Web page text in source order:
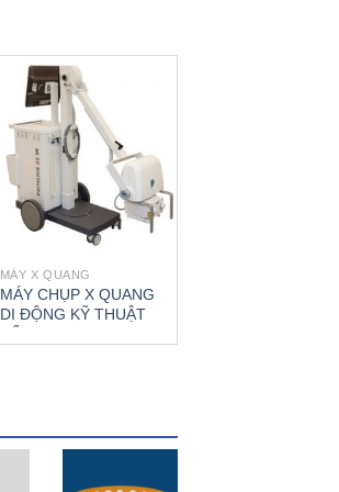
MÁY X QUANG
MÁY CHỤP X QUANG
DI ĐỘNG KỸ THUẬT
SỐ PROSLIDE 32 SR